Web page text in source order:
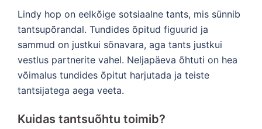
Lindy hop on eelkõige sotsiaalne tants, mis sünnib
tantsupõrandal. Tundides õpitud figuurid ja
sammud on justkui sõnavara, aga tants justkui
vestlus partnerite vahel. Neljapäeva õhtuti on hea
võimalus tundides õpitut harjutada ja teiste
tantsijatega aega veeta.
Kuidas tantsuõhtu toimib?